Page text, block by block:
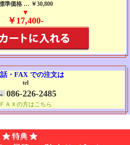
準価格 … ￥30,800
▼
￥17,400-
・FAX での注文は
tel
086-226-2485
ＦＡＸの方はこちら